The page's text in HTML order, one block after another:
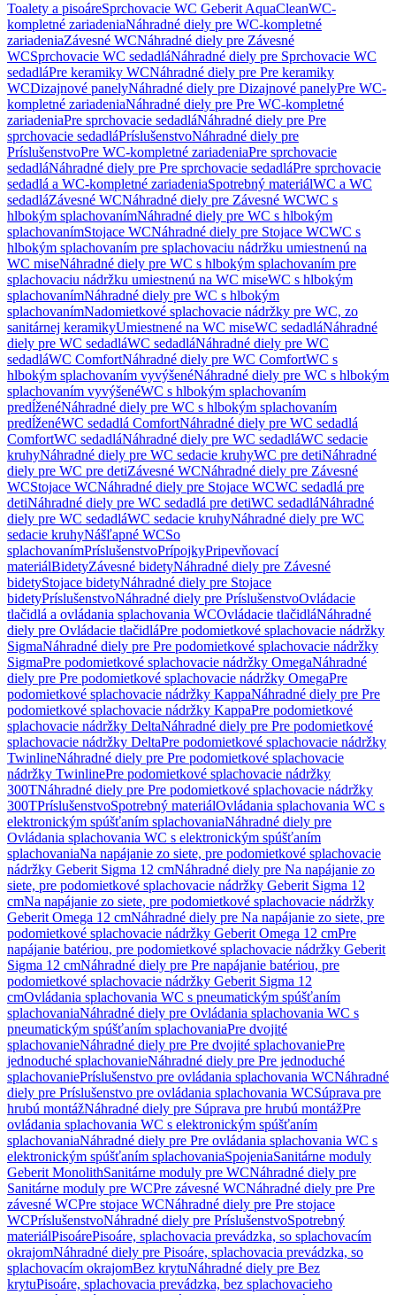
Toalety a pisoáreSprchovacie WC Geberit AquaCleanWC-
kompletné zariadeniaNáhradné diely pre WC-kompletné
zariadeniaZávesné WCNáhradné diely pre Závesné
WCSprchovacie WC sedadláNáhradné diely pre Sprchovacie WC
sedadláPre keramiky WCNáhradné diely pre Pre keramiky
WCDizajnové panelyNáhradné diely pre Dizajnové panelyPre WC-
kompletné zariadeniaNáhradné diely pre Pre WC-kompletné
zariadeniaPre sprchovacie sedadláNáhradné diely pre Pre
sprchovacie sedadláPríslušenstvoNáhradné diely pre
PríslušenstvoPre WC-kompletné zariadeniaPre sprchovacie
sedadláNáhradné diely pre Pre sprchovacie sedadláPre sprchovacie
sedadlá a WC-kompletné zariadeniaSpotrebný materiálWC a WC
sedadláZávesné WCNáhradné diely pre Závesné WCWC s
hlbokým splachovanímNáhradné diely pre WC s hlbokým
splachovanímStojace WCNáhradné diely pre Stojace WCWC s
hlbokým splachovaním pre splachovaciu nádržku umiestnenú na
WC miseNáhradné diely pre WC s hlbokým splachovaním pre
splachovaciu nádržku umiestnenú na WC miseWC s hlbokým
splachovanímNáhradné diely pre WC s hlbokým
splachovanímNadomietkové splachovacie nádržky pre WC, zo
sanitárnej keramikyUmiestnené na WC miseWC sedadláNáhradné
diely pre WC sedadláWC sedadláNáhradné diely pre WC
sedadláWC ComfortNáhradné diely pre WC ComfortWC s
hlbokým splachovaním vyvýšenéNáhradné diely pre WC s hlbokým
splachovaním vyvýšenéWC s hlbokým splachovaním
predĺženéNáhradné diely pre WC s hlbokým splachovaním
predĺženéWC sedadlá ComfortNáhradné diely pre WC sedadlá
ComfortWC sedadláNáhradné diely pre WC sedadláWC sedacie
kruhyNáhradné diely pre WC sedacie kruhyWC pre detiNáhradné
diely pre WC pre detiZávesné WCNáhradné diely pre Závesné
WCStojace WCNáhradné diely pre Stojace WCWC sedadlá pre
detiNáhradné diely pre WC sedadlá pre detiWC sedadláNáhradné
diely pre WC sedadláWC sedacie kruhyNáhradné diely pre WC
sedacie kruhyNášľapné WCSo
splachovanímPríslušenstvoPrípojkyPripevňovací
materiálBidetyZávesné bidetyNáhradné diely pre Závesné
bidetyStojace bidetyNáhradné diely pre Stojace
bidetyPríslušenstvoNáhradné diely pre PríslušenstvoOvládacie
tlačidlá a ovládania splachovania WCOvládacie tlačidláNáhradné
diely pre Ovládacie tlačidláPre podomietkové splachovacie nádržky
SigmaNáhradné diely pre Pre podomietkové splachovacie nádržky
SigmaPre podomietkové splachovacie nádržky OmegaNáhradné
diely pre Pre podomietkové splachovacie nádržky OmegaPre
podomietkové splachovacie nádržky KappaNáhradné diely pre Pre
podomietkové splachovacie nádržky KappaPre podomietkové
splachovacie nádržky DeltaNáhradné diely pre Pre podomietkové
splachovacie nádržky DeltaPre podomietkové splachovacie nádržky
TwinlineNáhradné diely pre Pre podomietkové splachovacie
nádržky TwinlinePre podomietkové splachovacie nádržky
300TNáhradné diely pre Pre podomietkové splachovacie nádržky
300TPríslušenstvoSpotrebný materiálOvládania splachovania WC s
elektronickým spúšťaním splachovaniaNáhradné diely pre
Ovládania splachovania WC s elektronickým spúšťaním
splachovaniaNa napájanie zo siete, pre podomietkové splachovacie
nádržky Geberit Sigma 12 cmNáhradné diely pre Na napájanie zo
siete, pre podomietkové splachovacie nádržky Geberit Sigma 12
cmNa napájanie zo siete, pre podomietkové splachovacie nádržky
Geberit Omega 12 cmNáhradné diely pre Na napájanie zo siete, pre
podomietkové splachovacie nádržky Geberit Omega 12 cmPre
napájanie batériou, pre podomietkové splachovacie nádržky Geberit
Sigma 12 cmNáhradné diely pre Pre napájanie batériou, pre
podomietkové splachovacie nádržky Geberit Sigma 12
cmOvládania splachovania WC s pneumatickým spúšťaním
splachovaniaNáhradné diely pre Ovládania splachovania WC s
pneumatickým spúšťaním splachovaniaPre dvojité
splachovanieNáhradné diely pre Pre dvojité splachovaniePre
jednoduché splachovanieNáhradné diely pre Pre jednoduché
splachovaniePríslušenstvo pre ovládania splachovania WCNáhradné
diely pre Príslušenstvo pre ovládania splachovania WCSúprava pre
hrubú montážNáhradné diely pre Súprava pre hrubú montážPre
ovládania splachovania WC s elektronickým spúšťaním
splachovaniaNáhradné diely pre Pre ovládania splachovania WC s
elektronickým spúšťaním splachovaniaSpojeniaSanitárne moduly
Geberit MonolithSanitárne moduly pre WCNáhradné diely pre
Sanitárne moduly pre WCPre závesné WCNáhradné diely pre Pre
závesné WCPre stojace WCNáhradné diely pre Pre stojace
WCPríslušenstvoNáhradné diely pre PríslušenstvoSpotrebný
materiálPisoárePisoáre, splachovacia prevádzka, so splachovacím
okrajomNáhradné diely pre Pisoáre, splachovacia prevádzka, so
splachovacím okrajomBez krytuNáhradné diely pre Bez
krytuPisoáre, splachovacia prevádzka, bez splachovacieho